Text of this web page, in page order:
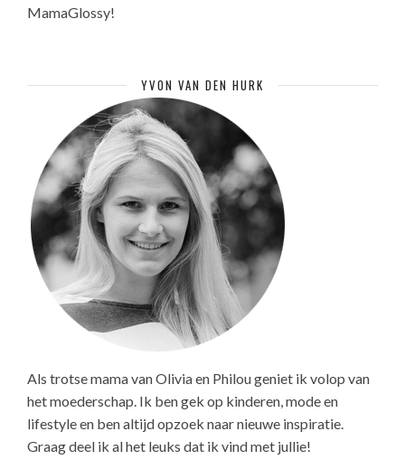
MamaGlossy!
YVON VAN DEN HURK
Als trotse mama van Olivia en Philou geniet ik volop van
het moederschap. Ik ben gek op kinderen, mode en
lifestyle en ben altijd opzoek naar nieuwe inspiratie.
Graag deel ik al het leuks dat ik vind met jullie!